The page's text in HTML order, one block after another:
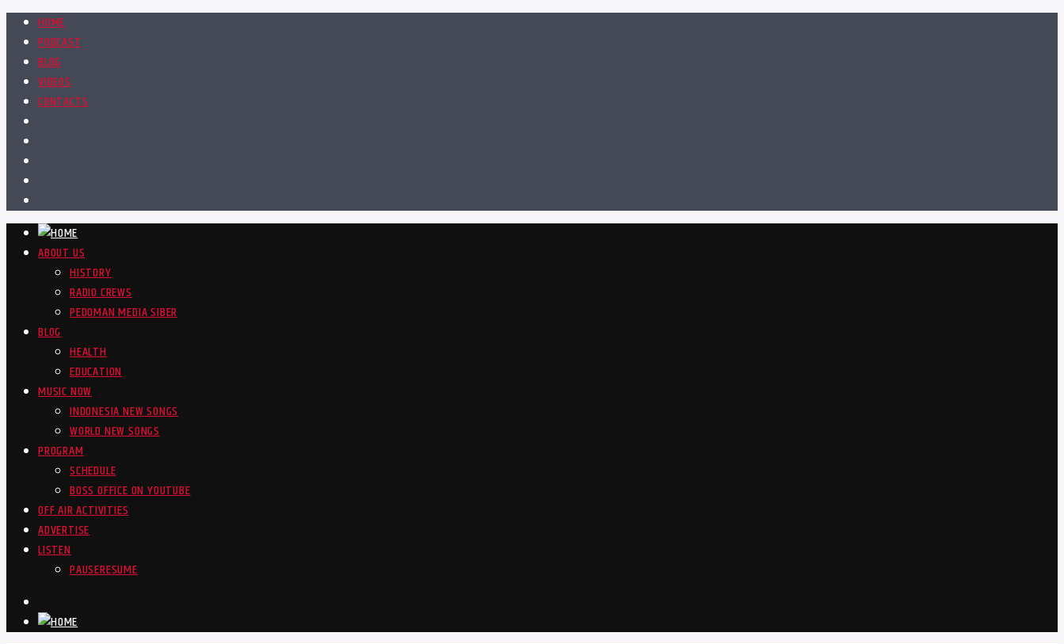
HOME
PODCAST
BLOG
VIDEOS
CONTACTS
ABOUT US
HISTORY
RADIO CREWS
PEDOMAN MEDIA SIBER
BLOG
HEALTH
EDUCATION
MUSIC NOW
INDONESIA NEW SONGS
WORLD NEW SONGS
PROGRAM
SCHEDULE
BOSS OFFICE ON YOUTUBE
OFF AIR ACTIVITIES
ADVERTISE
LISTEN
PAUSERESUME